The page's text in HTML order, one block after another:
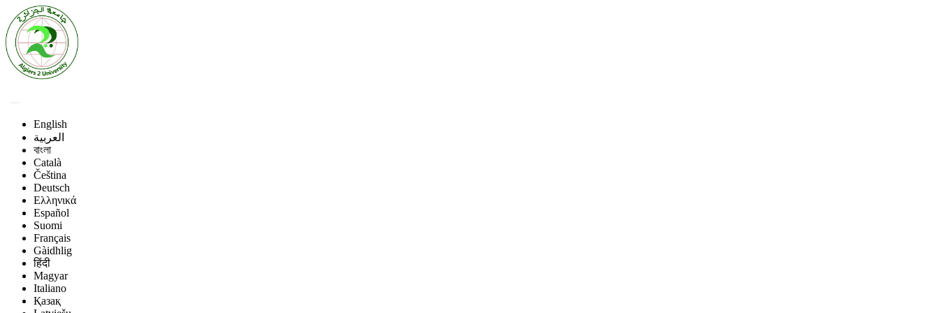
English
العربية
বাংলা
Català
Čeština
Deutsch
Ελληνικά
Español
Suomi
Français
Gàidhlig
हिंदी
Magyar
Italiano
Қазақ